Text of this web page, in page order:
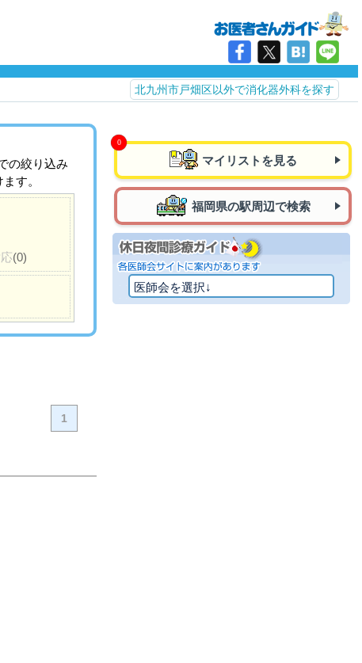
北九州市戸畑区以外で消化器外科を探す
の絞り込み
す。
(0)
1
マイリストを見る
福岡県の駅周辺で検索